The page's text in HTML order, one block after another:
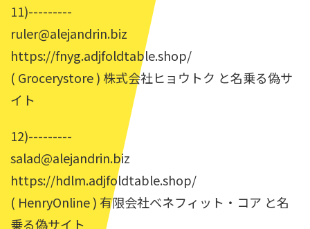
11)---------
ruler@alejandrin.biz
https://fnyg.adjfoldtable.shop/
( Grocerystore ) 株式会社ヒョウトク と名乗る偽サ
イト
12)---------
salad@alejandrin.biz
https://hdlm.adjfoldtable.shop/
( HenryOnline ) 有限会社ベネフィット・コア と名
乗る偽サイト